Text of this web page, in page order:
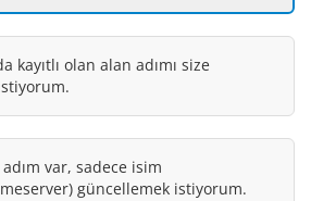
kayıtlı olan alan adımı size
var, sadece isim
güncellemek istiyorum.